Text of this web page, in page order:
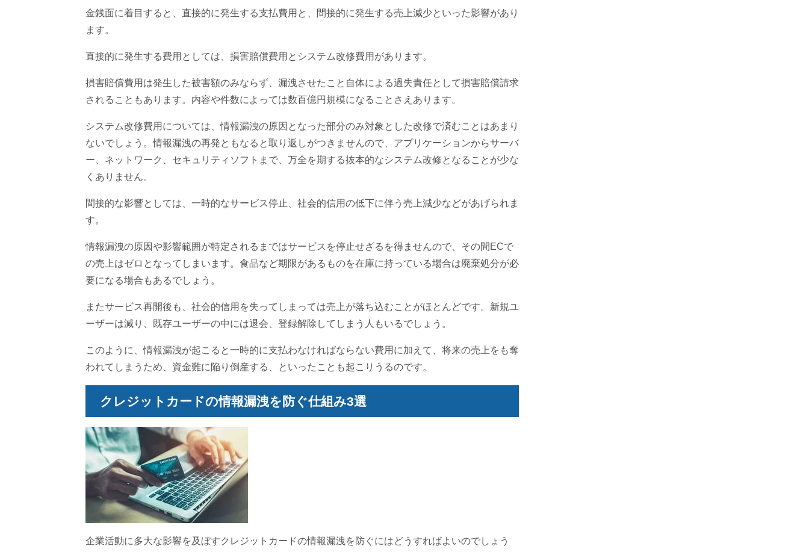
金銭面に着目すると、直接的に発生する支払費用と、間接的に発生する売上減少といった影響があり
ます。
直接的に発生する費用としては、損害賠償費用とシステム改修費用があります。
損害賠償費用は発生した被害額のみならず、漏洩させたこと自体による過失責任として損害賠償請求
されることもあります。内容や件数によっては数百億円規模になることさえあります。
システム改修費用については、情報漏洩の原因となった部分のみ対象とした改修で済むことはあまり
ないでしょう。情報漏洩の再発ともなると取り返しがつきませんので、アプリケーションからサーバ
ー、ネットワーク、セキュリティソフトまで、万全を期する抜本的なシステム改修となることが少な
くありません。
間接的な影響としては、一時的なサービス停止、社会的信用の低下に伴う売上減少などがあげられま
す。
情報漏洩の原因や影響範囲が特定されるまではサービスを停止せざるを得ませんので、その間ECで
の売上はゼロとなってしまいます。食品など期限があるものを在庫に持っている場合は廃棄処分が必
要になる場合もあるでしょう。
またサービス再開後も、社会的信用を失ってしまっては売上が落ち込むことがほとんどです。新規ユ
ーザーは減り、既存ユーザーの中には退会、登録解除してしまう人もいるでしょう。
このように、情報漏洩が起こると一時的に支払わなければならない費用に加えて、将来の売上をも奪
われてしまうため、資金難に陥り倒産する、といったことも起こりうるのです。
クレジットカードの情報漏洩を防ぐ仕組み3選
企業活動に多大な影響を及ぼすクレジットカードの情報漏洩を防ぐにはどうすればよいのでしょう